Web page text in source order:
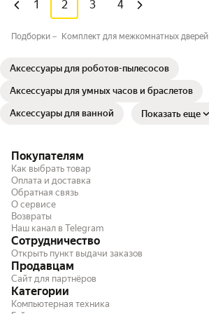
1 2 3 4
Подборки Комплект для межкомнатных дверей
Аксессуары для роботов-пылесосов
Аксессуары для умных часов и браслетов
Аксессуары для ванной⁣⁣⁣⁣⁣⁣⁣ Показать еще
Покупателям
Как выбрать товар
Оплата и доставка
Обратная связь
О сервисе
Возвраты
Наш канал в Telegram
Сотрудничество
Открыть пункт выдачи заказов
Продавцам
Сайт для партнёров
Категории
Компьютерная техника